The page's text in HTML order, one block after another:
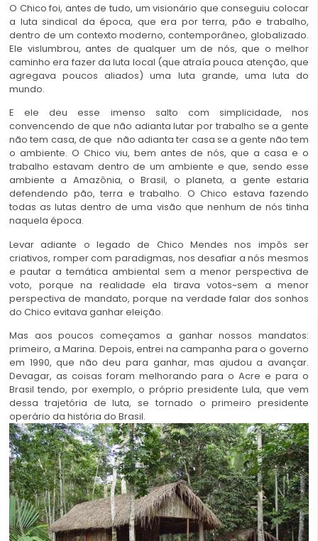
O Chico foi, antes de tudo, um visionário que conseguiu colocar
a luta sindical da época, que era por terra, pão e trabalho,
dentro de um contexto moderno, contemporâneo, globalizado.
Ele vislumbrou, antes de qualquer um de nós, que o melhor
caminho era fazer da luta local (que atraía pouca atenção, que
agregava poucos aliados) uma luta grande, uma luta do
mundo.
E ele deu esse imenso salto com simplicidade, nos
convencendo de que não adianta lutar por trabalho se a gente
não tem casa, de que não adianta ter casa se a gente não tem
o ambiente. O Chico viu, bem antes de nós, que a casa e o
trabalho estavam dentro de um ambiente e que, sendo esse
ambiente a Amazônia, o Brasil, o planeta, a gente estaria
defendendo pão, terra e trabalho. O Chico estava fazendo
todas as lutas dentro de uma visão que nenhum de nós tinha
naquela época.
Levar adiante o legado de Chico Mendes nos impôs ser
criativos, romper com paradigmas, nos desafiar a nós mesmos
e pautar a temática ambiental sem a menor perspectiva de
voto, porque na realidade ela tirava votos~sem a menor
perspectiva de mandato, porque na verdade falar dos sonhos
do Chico evitava ganhar eleição.
Mas aos poucos começamos a ganhar nossos mandatos:
primeiro, a Marina. Depois, entrei na campanha para o governo
em 1990, que não deu para ganhar, mas ajudou a avançar.
Devagar, as coisas foram melhorando para o Acre e para o
Brasil tendo, por exemplo, o próprio presidente Lula, que vem
dessa trajetória de luta, se tornado o primeiro presidente
operário da história do Brasil.